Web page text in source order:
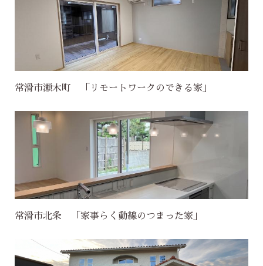
常滑市瀬木町 「リモートワークのできる家」
常滑市北条 「家事らく動線のつまった家」